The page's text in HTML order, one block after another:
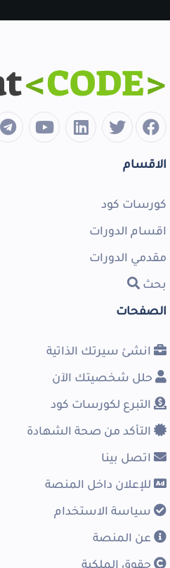
الاقسام
كورسات كود
اقسام الدورات
مقدمي الدورات
بحث
الصفحات
انشئ سيرتك الذاتية
حلل شخصيتك الآن
التبرع لكورسات كود
التأكد من صحة الشهادة
اتصل بينا
للإعلان داخل المنصة
سياسة الاستخدام
عن المنصة